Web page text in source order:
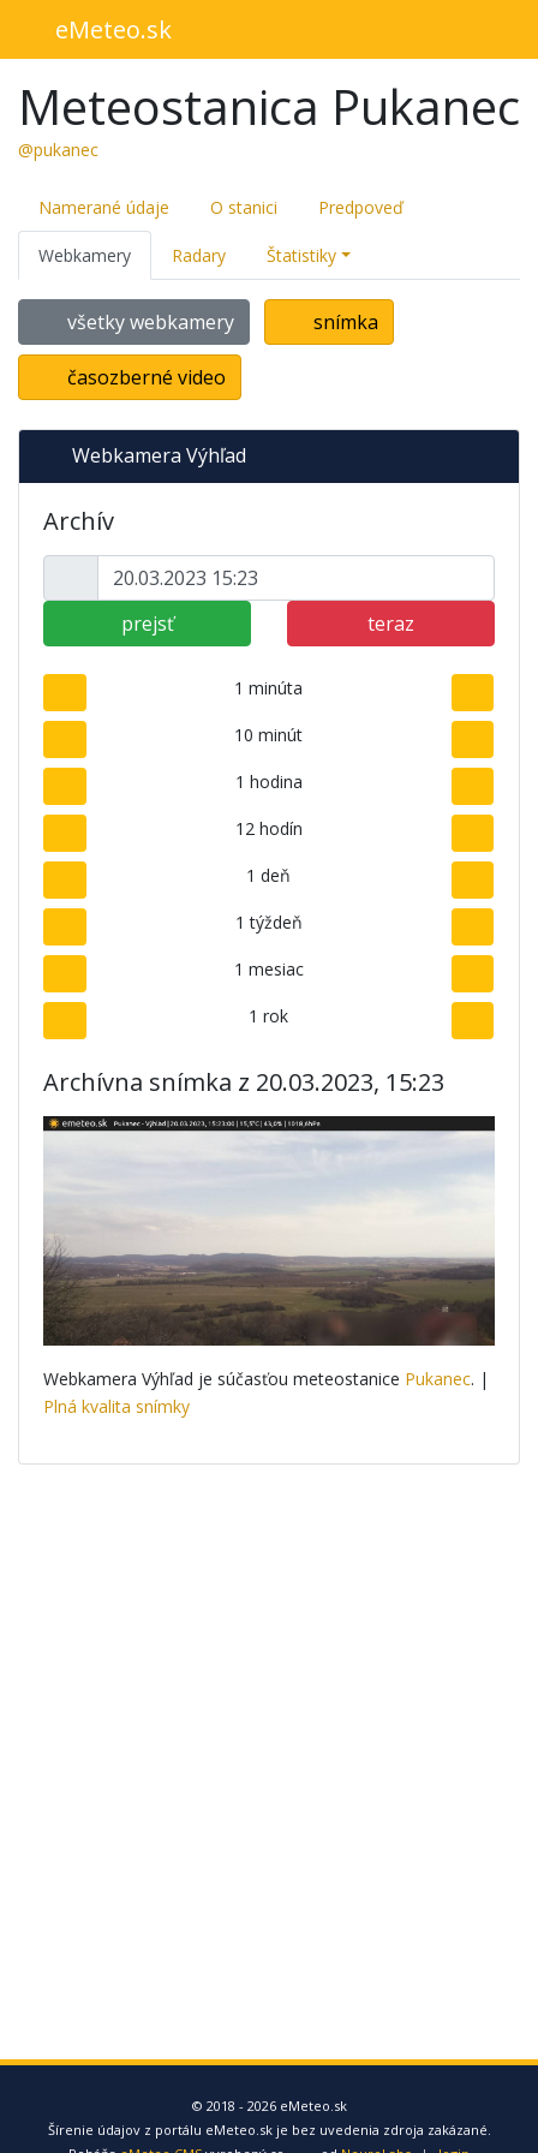
eMeteo.sk
Meteostanica Pukanec
@pukanec
Namerané údaje O stanici Predpoveď
Webkamery Radary Štatistiky
všetky webkamery snímka
časozberné video
Webkamera Výhľad
Archív
prejsť teraz
1 minúta
10 minút
1 hodina
12 hodín
1 deň
1 týždeň
1 mesiac
1 rok
Archívna snímka z 20.03.2023, 15:23
Webkamera Výhľad je súčasťou meteostanice Pukanec. |
Plná kvalita snímky
© 2018 - 2026 eMeteo.sk
Šírenie údajov z portálu eMeteo.sk je bez uvedenia zdroja zakázané.